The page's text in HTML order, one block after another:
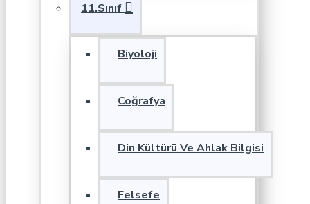
11.Sınıf
Biyoloji
Coğrafya
Din Kültürü Ve Ahlak Bilgisi
Felsefe